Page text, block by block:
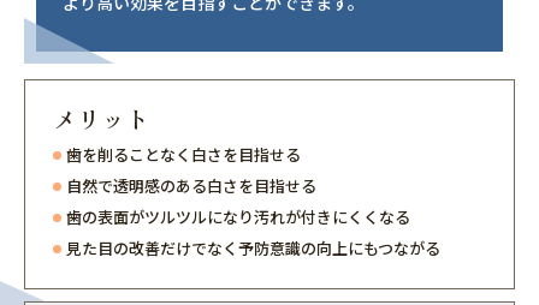
メリット
歯を削ることなく白さを目指せる
自然で透明感のある白さを目指せる
歯の表面がツルツルになり汚れが付きにくくなる
見た目の改善だけでなく予防意識の向上にもつながる